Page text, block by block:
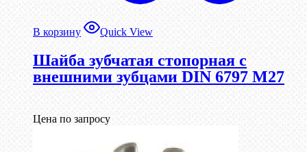
В корзину Quick View
Шайба зубчатая стопорная с
внешними зубцами DIN 6797 М27
Цена по запросу